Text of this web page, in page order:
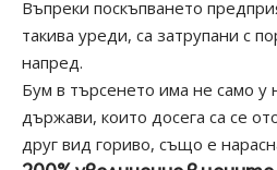
Въпреки поскъпването
такива уреди, са затрупани с
напред.
Бум в търсенето има не само у
държави, които досега са се
друг вид гориво, също е